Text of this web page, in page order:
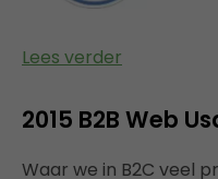
Lees verder
2015 B2B Web
Waar we in B2C veel